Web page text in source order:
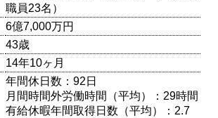
職員23名）
6億7,000万円
43歳
14年10ヶ月
年間休日数：92日
月間時間外労働時間（平均）：29時間
有給休暇年間取得日数（平均）：2.7